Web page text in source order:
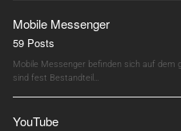
Mobile Messenger
59 Posts
Mobile Messenger befinden sich auf dem
sind fest Bestandteil…
YouTube